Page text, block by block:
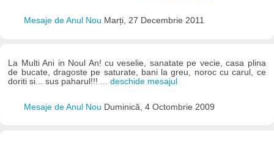
Mesaje de Anul Nou Marți, 27 Decembrie 2011
La Multi Ani in Noul An! cu veselie, sanatate pe vecie, casa plina
de bucate, dragoste pe saturate, bani la greu, noroc cu carul, ce
doriti si... sus paharul!!!
... deschide mesajul
Mesaje de Anul Nou Duminică, 4 Octombrie 2009